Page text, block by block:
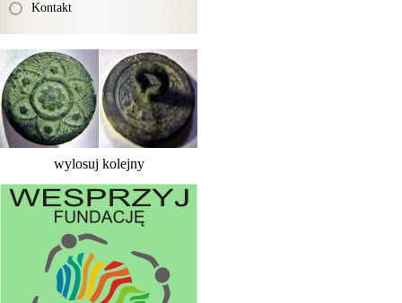
Kontakt
wylosuj kolejny